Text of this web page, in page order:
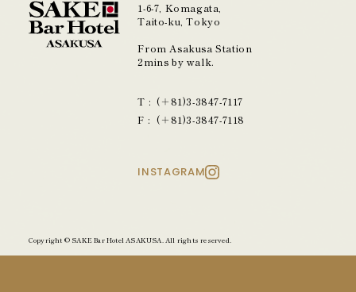
1-6-7, Komagata,
Taito-ku, Tokyo
From Asakusa Station
2mins by walk.
(＋81)3-3847-7117
(＋81)3-3847-7118
INSTAGRAM
Copyright © SAKE Bar Hotel ASAKUSA. All rights reserved.